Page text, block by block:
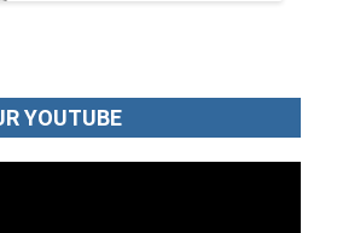
Par MenouActu 0
YOUTUBE